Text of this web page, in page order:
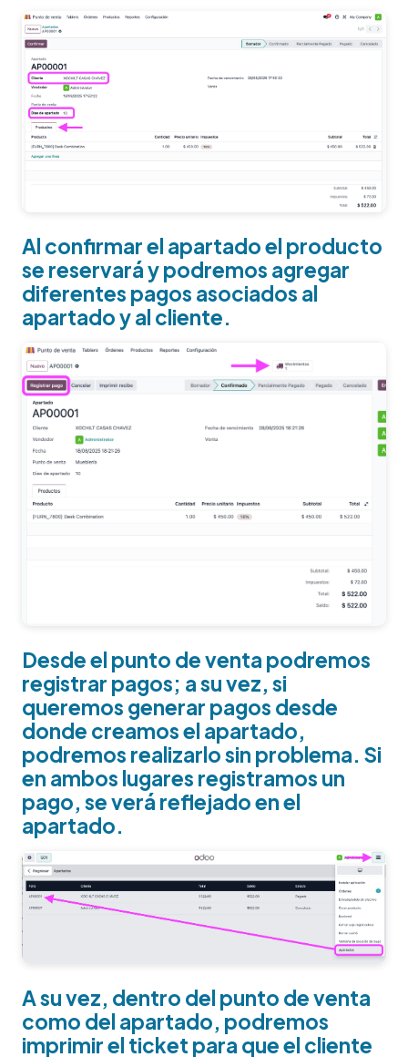
Al confirmar el apartado el producto
se reservará y podremos agregar
diferentes pagos asociados al
apartado y al cliente.
Desde el punto de venta podremos
registrar pagos; a su vez, si
queremos generar pagos desde
donde creamos el apartado,
podremos realizarlo sin problema. Si
en ambos lugares registramos un
pago, se verá reflejado en el
apartado.
A su vez, dentro del punto de venta
como del apartado, podremos
imprimir el ticket para que el cliente